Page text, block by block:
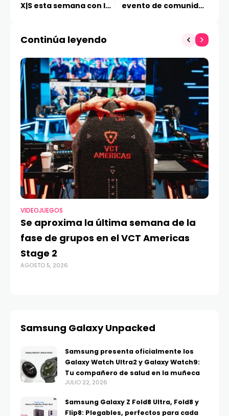
X|S esta semana con los
evento de comunidad
rompe todas las
Continúa leyendo
VIDEOJUEGOS
Se aproxima la última semana de la
fase de grupos en el VCT Americas
Stage 2
AGOSTO 5, 2026
Samsung Galaxy Unpacked
Samsung presenta oficialmente los
Galaxy Watch Ultra2 y Galaxy Watch9:
Tu compañero de salud en la muñeca
JULIO 22, 2026
Samsung Galaxy Z Fold8 Ultra, Fold8 y
Flip8: Plegables, perfectos para cada